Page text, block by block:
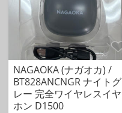
NAGAOKA (ナガオカ) /
BT828ANCNGR ナイトグ
レー 完全ワイヤレスイヤ
ホン D1500